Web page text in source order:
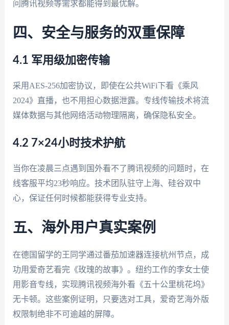
问腾讯视频等需求都能得到最优解。
四、安全与服务的双重保障
4.1 军用级加密传输
采用AES-256加密协议，即使在公共WiFi下看《乘风
2024》直播，也不用担心数据泄露。专线传输技术将流
媒体数据与其他网络活动物理隔离，确保隐私安全。
4.2 7×24小时技术护航
当你在凌晨三点遇到国外看不了腾讯视频的问题时，在
线客服平均23秒响应。技术团队驻守上海、硅谷双中
心，保证任何时候都能获得专业支持。
五、海外用户真实案例
在德国留学的王同学通过番茄加速器连接杭州节点，成
功用爱奇艺看完《玫瑰的故事》。纽约工作的李女士使
用影音专线，实现腾讯视频海外看《五十公里桃花坞》
无卡顿。这些案例证明，只要选对工具，爱奇艺海外版
权限制绝非不可逾越的屏障。